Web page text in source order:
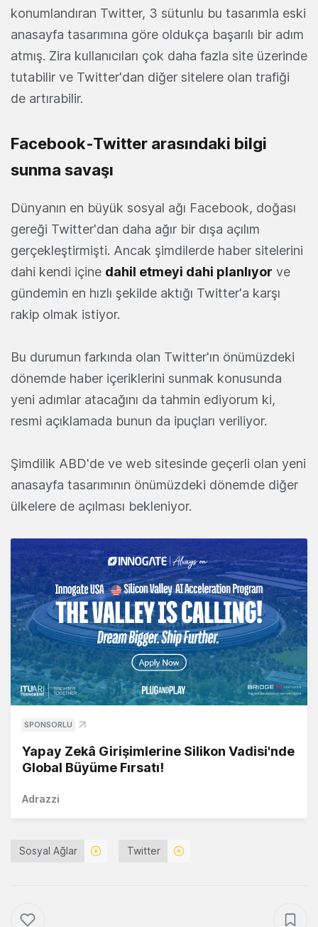
konumlandıran Twitter, 3 sütunlu bu tasarımla eski
anasayfa tasarımına göre oldukça başarılı bir adım
atmış. Zira kullanıcıları çok daha fazla site üzerinde
tutabilir ve Twitter'dan diğer sitelere olan trafiği
de artırabilir.
Facebook-Twitter arasındaki bilgi
sunma savaşı
Dünyanın en büyük sosyal ağı Facebook, doğası
gereği Twitter'dan daha ağır bir dışa açılım
gerçekleştirmişti. Ancak şimdilerde haber sitelerini
dahi kendi içine dahil etmeyi dahi planlıyor ve
gündemin en hızlı şekilde aktığı Twitter'a karşı
rakip olmak istiyor.
Bu durumun farkında olan Twitter'ın önümüzdeki
dönemde haber içeriklerini sunmak konusunda
yeni adımlar atacağını da tahmin ediyorum ki,
resmi açıklamada bunun da ipuçları veriliyor.
Şimdilik ABD'de ve web sitesinde geçerli olan yeni
anasayfa tasarımının önümüzdeki dönemde diğer
ülkelere de açılması bekleniyor.
SPONSORLU
Yapay Zekâ Girişimlerine Silikon Vadisi'nde
Global Büyüme Fırsatı!
Adrazzi
Sosyal Ağlar Twitter